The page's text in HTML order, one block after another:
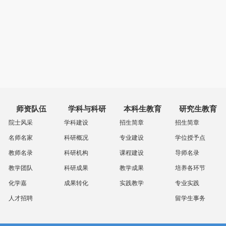
师资队伍
院士风采
名师名家
教师名录
教学团队
化学嘉
人才招聘
学科与科研
学科建设
科研概况
科研机构
科研成果
成果转化
本科生教育
招生简章
专业建设
课程建设
教学成果
实践教学
研究生教育
招生简章
学位授予点
导师名录
培养各环节
专业实践
留学生事务